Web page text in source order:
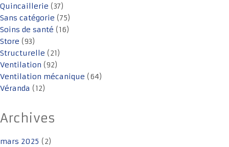
Quincaillerie (37)
Sans catégorie (75)
Soins de santé (16)
Store (93)
Structurelle (21)
Ventilation (92)
Ventilation mécanique (64)
Véranda (12)
Archives
mars 2025 (2)